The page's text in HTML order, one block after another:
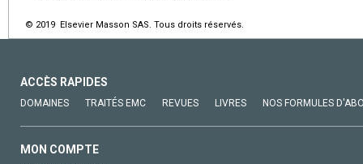
© 2019 Elsevier Masson SAS. Tous droits réservés.
ACCÈS RAPIDES
DOMAINES TRAITÉS EMC REVUES LIVRES NOS FORMULES
MON COMPTE